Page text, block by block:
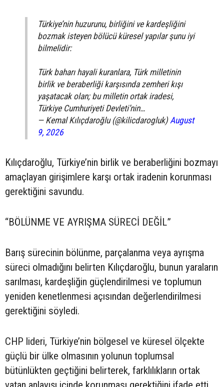
Türkiye’nin huzurunu, birliğini ve kardeşliğini
bozmak isteyen bölücü küresel yapılar şunu iyi
bilmelidir:
Türk baharı hayali kuranlara, Türk milletinin
birlik ve beraberliği karşısında zemheri kışı
yaşatacak olan; bu milletin ortak iradesi,
Türkiye Cumhuriyeti Devleti’nin…
— Kemal Kılıçdaroğlu (@kilicdarogluk) August
9, 2026
Kılıçdaroğlu, Türkiye’nin birlik ve beraberliğini bozmayı
amaçlayan girişimlere karşı ortak iradenin korunması
gerektiğini savundu.
“BÖLÜNME VE AYRIŞMA SÜRECİ DEĞİL”
Barış sürecinin bölünme, parçalanma veya ayrışma
süreci olmadığını belirten Kılıçdaroğlu, bunun yaraların
sarılması, kardeşliğin güçlendirilmesi ve toplumun
yeniden kenetlenmesi açısından değerlendirilmesi
gerektiğini söyledi.
CHP lideri, Türkiye’nin bölgesel ve küresel ölçekte
güçlü bir ülke olmasının yolunun toplumsal
bütünlükten geçtiğini belirterek, farklılıkların ortak